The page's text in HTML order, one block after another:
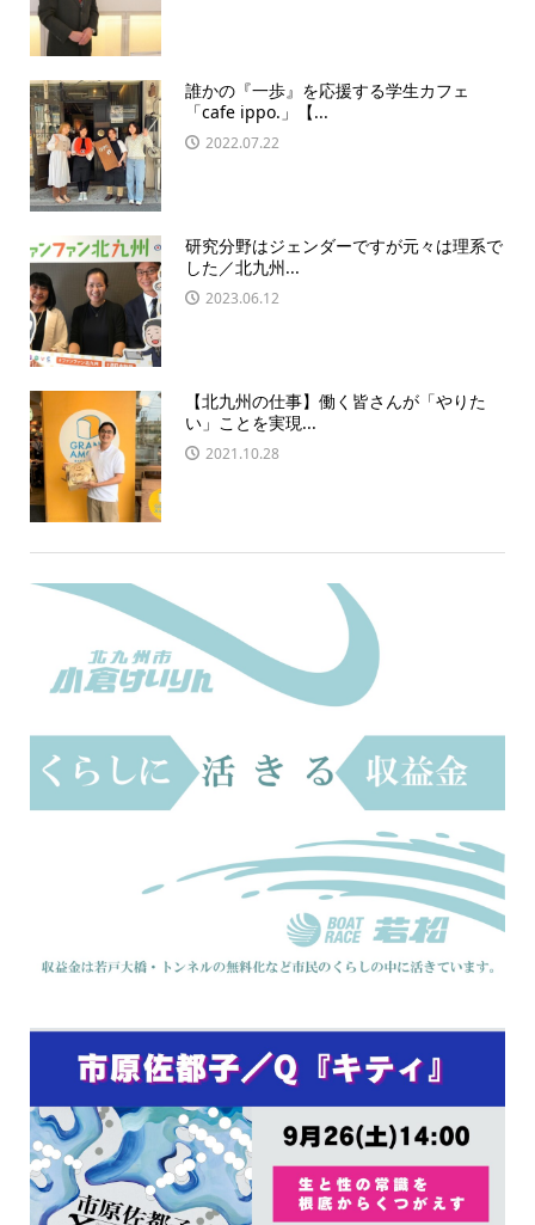
誰かの『一歩』を応援する学生カフェ
「cafe ippo.」【...
2022.07.22
研究分野はジェンダーですが元々は理系で
した／北九州...
2023.06.12
【北九州の仕事】働く皆さんが「やりた
い」ことを実現...
2021.10.28